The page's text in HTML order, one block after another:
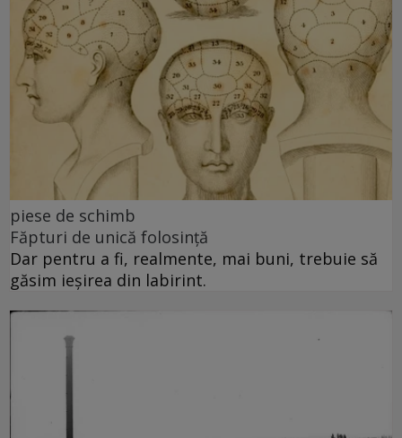
piese de schimb
Făpturi de unică folosință
Dar pentru a fi, realmente, mai buni, trebuie să
găsim ieșirea din labirint.